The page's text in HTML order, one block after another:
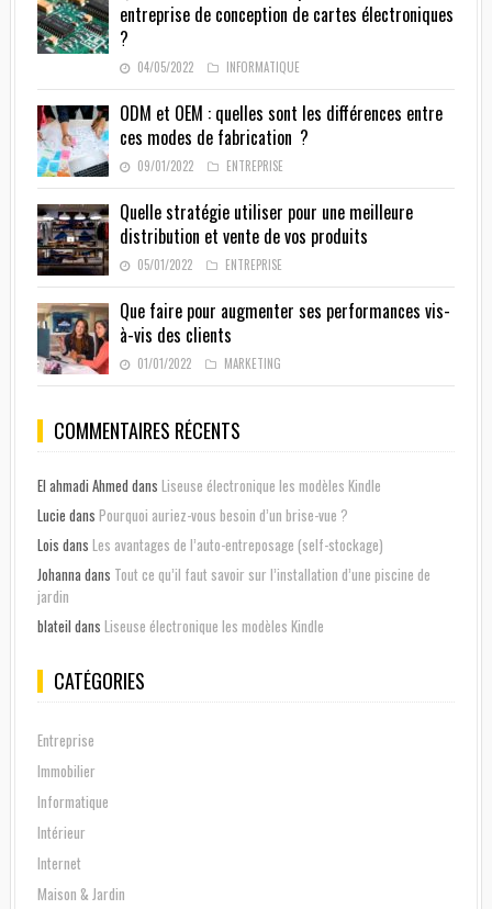
entreprise de conception de cartes électroniques
?
04/05/2022 INFORMATIQUE
ODM et OEM : quelles sont les différences entre
ces modes de fabrication ?
09/01/2022 ENTREPRISE
Quelle stratégie utiliser pour une meilleure
distribution et vente de vos produits
05/01/2022 ENTREPRISE
Que faire pour augmenter ses performances vis-
à-vis des clients
01/01/2022 MARKETING
COMMENTAIRES RÉCENTS
El ahmadi Ahmed dans Liseuse électronique les modèles Kindle
Lucie dans Pourquoi auriez-vous besoin d’un brise-vue ?
Lois dans Les avantages de l’auto-entreposage (self-stockage)
Johanna dans Tout ce qu’il faut savoir sur l’installation d’une piscine de
jardin
blateil dans Liseuse électronique les modèles Kindle
CATÉGORIES
Entreprise
Immobilier
Informatique
Intérieur
Internet
Maison & Jardin